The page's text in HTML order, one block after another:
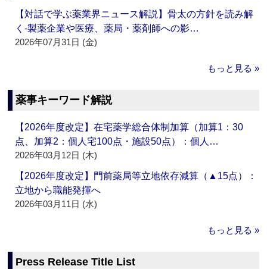
【対話で学ぶ薬業界ニュース解説】骨太の方針を読み解
く‐製薬企業や医療、薬局・薬剤師への影…
2026年07月31日 (金)
もっと見る »
薬事キーワード解説
【2026年度改定】在宅薬学総合体制加算（加算1：30
点、加算2：個人宅100点・施設50点）：個人…
2026年03月12日 (木)
【2026年度改定】門前薬局等立地依存減算（▲15点）：
立地から職能発揮へ
2026年03月11日 (水)
もっと見る »
Press Release Title List